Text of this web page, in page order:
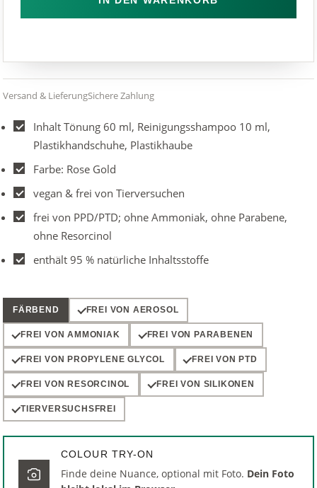
Versand & LieferungSichere Zahlung
Inhalt Tönung 60 ml, Reinigungsshampoo 10 ml,
Plastikhandschuhe, Plastikhaube
Farbe: Rose Gold
vegan & frei von Tierversuchen
frei von PPD/PTD; ohne Ammoniak, ohne Parabene,
ohne Resorcinol
enthält 95 % natürliche Inhaltsstoffe
FÄRBEND FREI VON AEROSOL
FREI VON AMMONIAK FREI VON PARABENEN
FREI VON PROPYLENE GLYCOL FREI VON PTD
FREI VON RESORCINOL FREI VON SILIKONEN
TIERVERSUCHSFREI
COLOUR TRY-ON
Finde deine Nuance, optional mit Foto. Dein Foto